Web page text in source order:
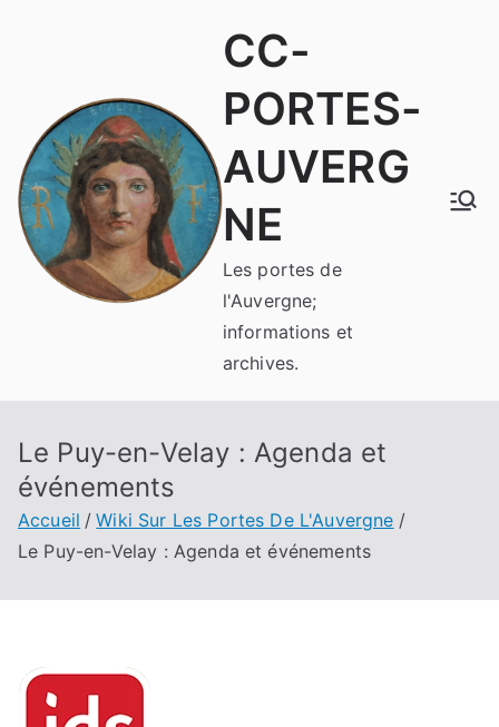
CC-
PORTES-
AUVERG
NE
Les portes de
l'Auvergne;
informations et
archives.
Le Puy-en-Velay : Agenda et
événements
Accueil
Wiki Sur Les Portes De L'Auvergne
Le Puy-en-Velay : Agenda et événements